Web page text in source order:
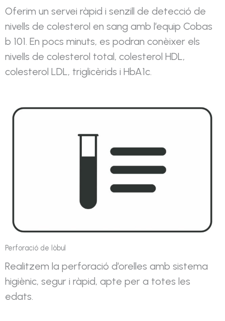
Oferim un servei ràpid i senzill de detecció de
nivells de colesterol en sang amb l’equip Cobas
b 101. En pocs minuts, es podran conèixer els
nivells de colesterol total, colesterol HDL,
colesterol LDL, triglicèrids i HbA1c.
Perforació de lòbul
Realitzem la perforació d’orelles amb sistema
higiènic, segur i ràpid, apte per a totes les
edats.